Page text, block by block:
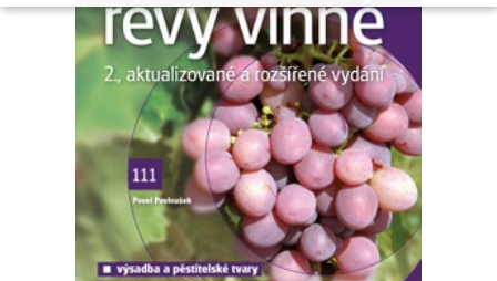
NEZBYTNÉ ANALYTICKÉ MARKETINGOVÉ
FUNKČNÍ NEZAŘAZENÉ SOUBORY
Nezbytné Analytické Marketingové
Funkční
Nezařazené soubory
Nezbytně nutné soubory cookie umožňují základní funkce webových
stránek, jako je přihlášení uživatele a správa účtu. Webové stránky nelze
bez nezbytně nutných souborů cookie správně používat.